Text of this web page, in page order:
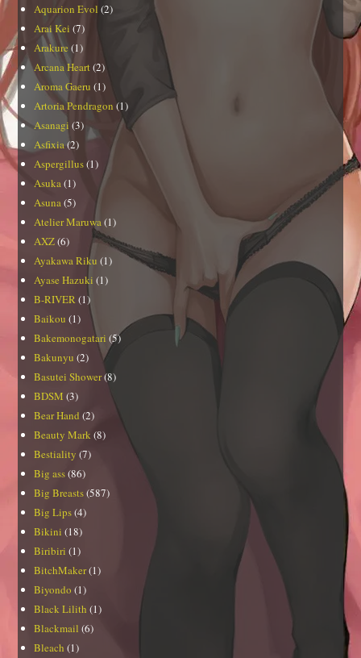
Aquarion Evol (2)
Arai Kei (7)
Arakure(1)
Arcana Heart (2)
Aroma Gaeru (1)
Artoria Pendragon (1)
Asanagi (3)
Asfixia(2)
Aspergillus(1)
Asuka (1)
Asuna (5)
Atelier Maruwa (1)
AXZ(6)
Ayakawa Riku (1)
Ayase Hazuki (1)
B-RIVER (1)
Baikou (1)
Bakemonogatari (5)
Bakunyu (2)
Basutei Shower(8)
BDSM (3)
Bear Hand (2)
Beauty Mark (8)
Bestiality (7)
Big ass(86)
Big Breasts(587)
Big Lips(4)
Bikini (18)
Biribiri (1)
BitchMaker(1)
Biyondo (1)
Black Lilith (1)
Blackmail (6)
Bleach (1)